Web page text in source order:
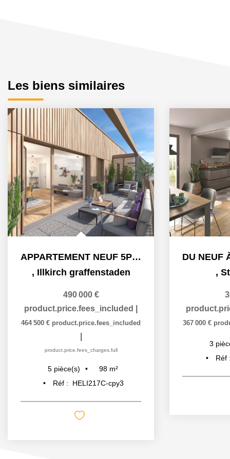
Les biens similaires
APPARTEMENT NEUF 5PIECES TERRASSE ILLKIRCH GRAFFENSTADEN
, Illkirch graffenstaden
490 000 €
product.price.fees_included
464 500 € product.price.fees_included
product.price.fees_charges.full
5 pièce(s) 98 m²
Réf :
HELI217C-cpy3
,
367 000 €
3
Réf